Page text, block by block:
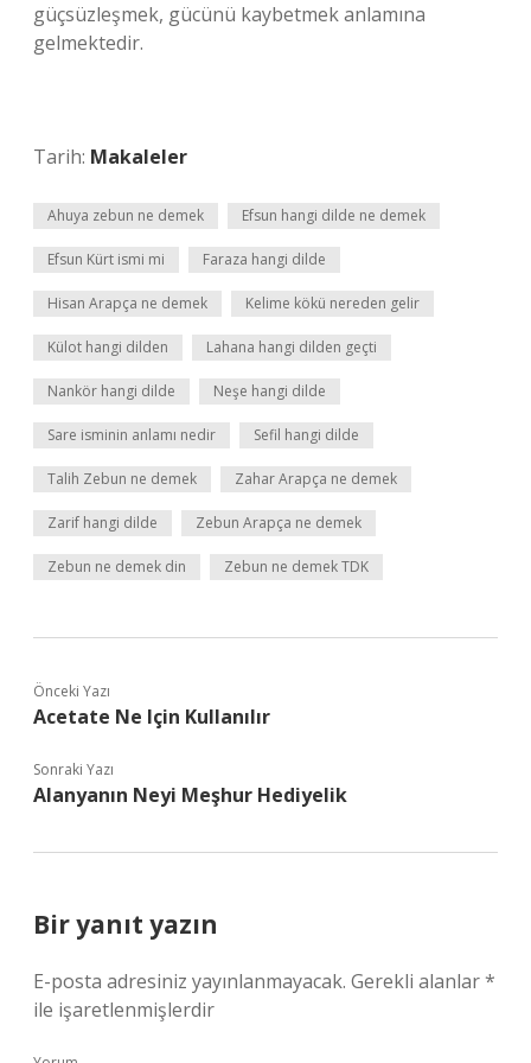
güçsüzleşmek, gücünü kaybetmek anlamına
gelmektedir.
Tarih: Makaleler
Ahuya zebun ne demek Efsun hangi dilde ne demek
Efsun Kürt ismi mi Faraza hangi dilde
Hisan Arapça ne demek Kelime kökü nereden gelir
Külot hangi dilden Lahana hangi dilden geçti
Nankör hangi dilde Neşe hangi dilde
Sare isminin anlamı nedir Sefil hangi dilde
Talih Zebun ne demek Zahar Arapça ne demek
Zarif hangi dilde Zebun Arapça ne demek
Zebun ne demek din Zebun ne demek TDK
Önceki Yazı
Acetate Ne Için Kullanılır
Sonraki Yazı
Alanyanın Neyi Meşhur Hediyelik
Bir yanıt yazın
E-posta adresiniz yayınlanmayacak. Gerekli alanlar*
ile işaretlenmişlerdir